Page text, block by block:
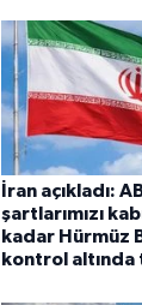
İran açıkladı:
şartlarımızı
kadar Hürmüz
kontrol altında